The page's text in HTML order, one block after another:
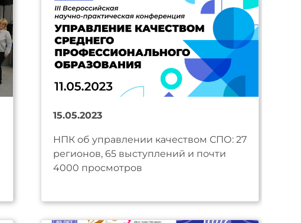
15.05.2023
НПК об управлении качеством СПО: 27
регионов, 65 выступлений и почти
4000 просмотров